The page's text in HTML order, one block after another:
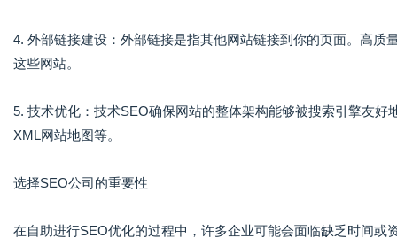
4. 外部链接建设：外部链接是指其他网站链接到你的页面。高
这些网站。
5. 技术优化：技术SEO确保网站的整体架构能够被搜索引擎友
XML网站地图等。
选择SEO公司的重要性
在自助进行SEO优化的过程中，许多企业可能会面临缺乏时间